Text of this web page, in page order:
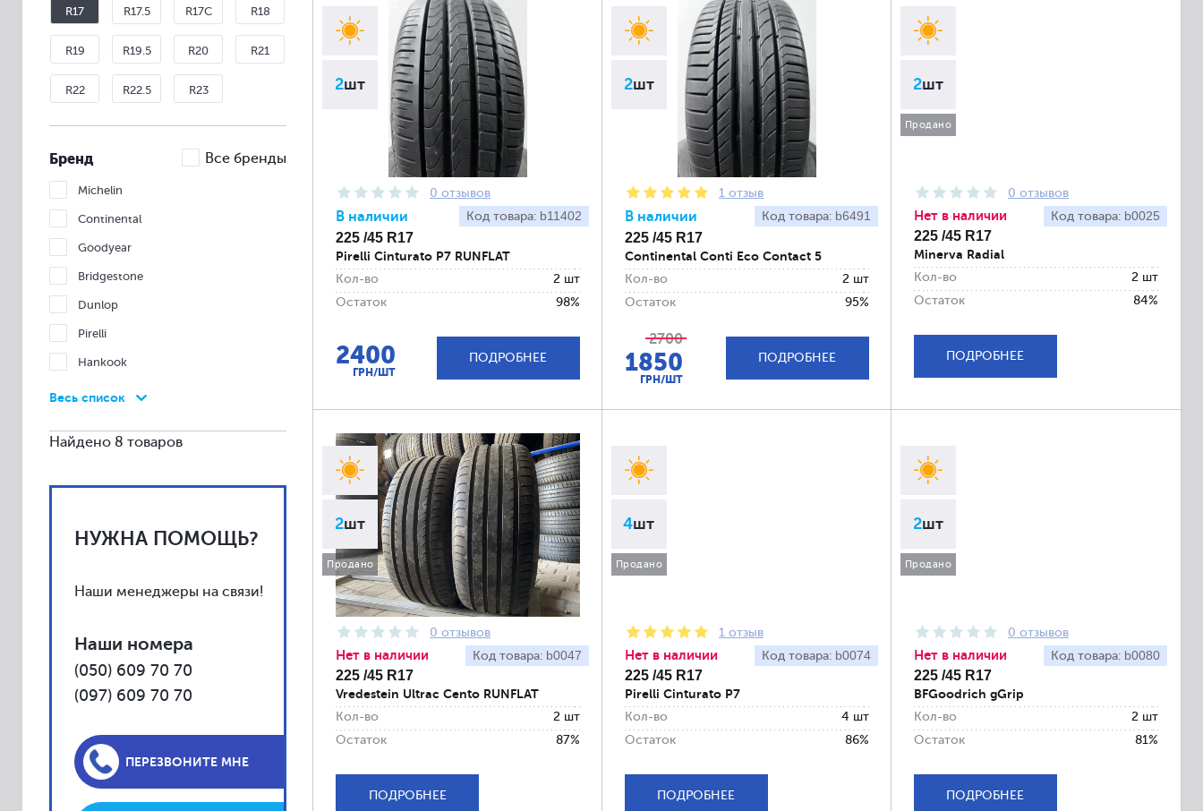
R17 R17.5 R17C R18
R19 R19.5 R20 R21
R22 R22.5 R23
Бренд Все бренды
Michelin
Continental
Goodyear
Bridgestone
Dunlop
Pirelli
Hankook
Vredestein
Kumho
Falken
Barum
BFGoodrich
Debica
Firestone
General
Gislaved
Весь список
Найдено 8 товаров
НУЖНА ПОМОЩЬ?
Наши менеджеры на связи!
Наши номера
(050) 609 70 70
(097) 609 70 70
ПЕРЕЗВОНИТЕ МНЕ
2шт
0 отзывов
Код товара: b11402
В наличии
225 /45 R17
Pirelli Cinturato P7 RUNFLAT
Кол-во
2 шт
Остаток
98%
2400
ГРН/ШТ
ПОДРОБНЕЕ
2шт
1 отзыв
Код товара: b6491
В наличии
225 /45 R17
Continental Conti Eco Contact 5
Кол-во
2 шт
Остаток
95%
2700
1850
ГРН/ШТ
ПОДРОБНЕЕ
2шт
Продано
0 отзывов
Код товара: b0025
Нет в наличии
225 /45 R17
Minerva Radial
Кол-во
2 шт
Остаток
84%
ПОДРОБНЕЕ
2шт
Продано
0 отзывов
Код товара: b0047
Нет в наличии
225 /45 R17
Vredestein Ultrac Cento RUNFLAT
Кол-во
2 шт
Остаток
87%
ПОДРОБНЕЕ
4шт
Продано
1 отзыв
Код товара: b0074
Нет в наличии
225 /45 R17
Pirelli Cinturato P7
Кол-во
4 шт
Остаток
86%
ПОДРОБНЕЕ
2шт
Продано
0 отзывов
Код товара: b0080
Нет в наличии
225 /45 R17
BFGoodrich gGrip
Кол-во
2 шт
Остаток
81%
ПОДРОБНЕЕ